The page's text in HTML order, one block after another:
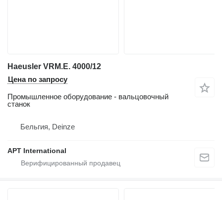
Haeusler VRM.E. 4000/12
Цена по запросу
Промышленное оборудование - вальцовочный
станок
Бельгия, Deinze
APT International